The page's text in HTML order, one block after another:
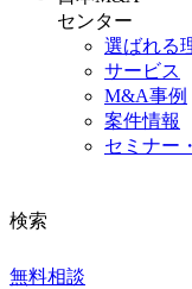
センター
選ばれる
サービス
M&A事例
案件情報
セミナー
検索
無料相談